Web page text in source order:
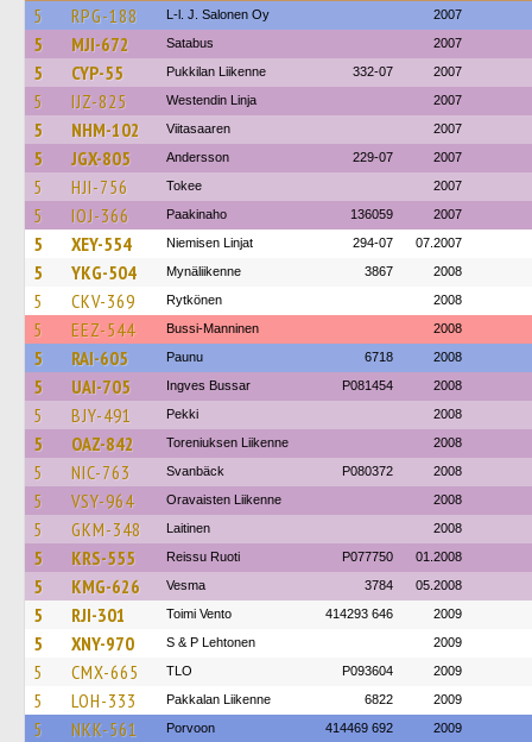
5 RPG-188 L-l. J. Salonen Oy 2007
5 MJI-672 Satabus 2007
5 CYP-55 Pukkilan Liikenne 332-07 2007
5 IJZ-825 Westendin Linja 2007
5 NHM-102 Viitasaaren 2007
5 JGX-805 Andersson 229-07 2007
5 HJI-756 Tokee 2007
5 IOJ-366 Paakinaho 136059 2007
5 XEY-554 Niemisen Linjat 294-07 07.2007
5 YKG-504 Mynäliikenne 3867 2008
5 CKV-369 Rytkönen 2008
5 EEZ-544 Bussi-Manninen 2008
5 RAI-605 Paunu 6718 2008
5 UAI-705 Ingves Bussar P081454 2008
5 BJY-491 Pekki 2008
5 OAZ-842 Toreniuksen Liikenne 2008
5 NIC-763 Svanbäck P080372 2008
5 VSY-964 Oravaisten Liikenne 2008
5 GKM-348 Laitinen 2008
5 KRS-555 Reissu Ruoti P077750 01.2008
5 KMG-626 Vesma 3784 05.2008
5 RJI-301 Toimi Vento 414293 646 2009
5 XNY-970 S & P Lehtonen 2009
5 CMX-665 TLO P093604 2009
5 LOH-333 Pakkalan Liikenne 6822 2009
5 NKK-561 Porvoon 414469 692 2009